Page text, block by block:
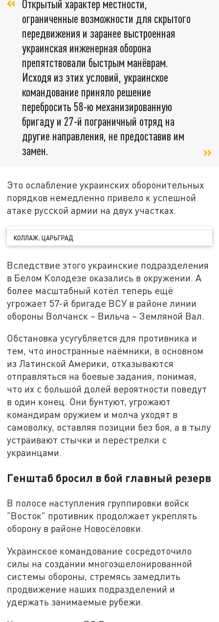
Открытый характер местности,
ограниченные возможности для скрытого
передвижения и заранее выстроенная
украинская инженерная оборона
препятствовали быстрым манёврам.
Исходя из этих условий, украинское
командование приняло решение
перебросить 58-ю механизированную
бригаду и 27-й пограничный отряд на
другие направления, не предоставив им
замен.
Это ослабление украинских оборонительных
порядков немедленно привело к успешной
атаке русской армии на двух участках.
КОЛЛАЖ: ЦАРЬГРАД
Вследствие этого украинские подразделения
в Белом Колодезе оказались в окружении. А
более масштабный котёл теперь ещё
угрожает 57-й бригаде ВСУ в районе линии
обороны Волчанск – Вильча – Земляной Вал.
Обстановка усугубляется для противника и
тем, что иностранные наёмники, в основном
из Латинской Америки, отказываются
отправляться на боевые задания, понимая,
что их с большой долей вероятности поведут
в один конец. Они бунтуют, угрожают
командирам оружием и молча уходят в
самоволку, оставляя позиции без боя, а в тылу
устраивают стычки и перестрелки с
украинцами.
Генштаб бросил в бой главный резерв
В полосе наступления группировки войск
"Восток" противник продолжает укреплять
оборону в районе Новосёловки.
Украинское командование сосредоточило
силы на создании многоэшелонированной
системы обороны, стремясь замедлить
продвижение наших подразделений и
удержать занимаемые рубежи.